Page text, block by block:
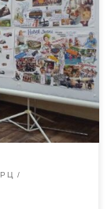
НКО
за счет каких
в настоящее